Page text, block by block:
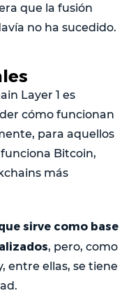
que la fusión
no ha sucedido.
Layer 1 es
cómo funcionan
para aquellos
Bitcoin,
más
sirve como base
, pero, como
entre ellas, se tiene